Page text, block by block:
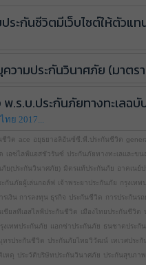
ระกันชีวิตมีเว็บไซต์ให้ตัวแท
วามประกันวินาศภัย (มาตร
พ.ร.บ.ประกันภัยทางทะเลฉ
ทย 2017...
ชีวิต ace อยุธยาอลิอันซ์ซี.พี.ประกันชีวิต
เอซไลฟ์แอสชัวรันซ์ ประกันภัยทางทะเลและขน
ภัย(ประกันวินาศภัย) มิตรแท้ประกันภัย อาคเนย์
ะกันภัยผู้เล่นกอล์ฟ เจ้าพระยาประกันภัย กรุงเทพ
รเงิน การลงทุน ธุรกิจ ประกันชีวิต การประกันร
เชียลทีเอสไลฟ์ประกันชีวิต เมืองไทยประกันชีวิต
งเทพประกันภัย แอกซ่าประกันภัย ธนชาตประกั
ทรประกันชีวิต ประกันภัยไทยวิวัฒน์ เทเวศประ
เหตุ ประวัติบริษัทประกันวินาศภัย ประกันสุขภา